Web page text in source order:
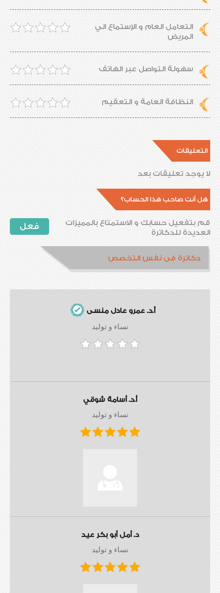
التعامل العام و الإستماع الي
المريض
سهولة التواصل عبر الهاتف
النظافة العامة و التعقيم
التعليقات
لا يوجد تعليقات بعد
هل أنت صاحب هذا الحساب؟
فعل
قم بتفعيل حسابك و الاستمتاع بالمميزات
العديدة للدكاترة
دكاترة فى نفس التخصص
أ.د. عمرو عادل منسى
نساء و توليد
أ.د. أسامة شوقي
نساء و توليد
د. أمل أبو بكر عيد
نساء و توليد